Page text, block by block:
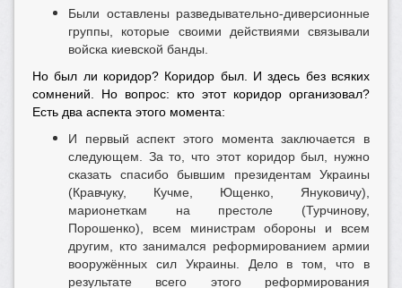
Были оставлены разведывательно-диверсионные
группы, которые своими действиями связывали
войска киевской банды.
Но был ли коридор? Коридор был. И здесь без всяких
сомнений. Но вопрос: кто этот коридор организовал?
Есть два аспекта этого момента:
И первый аспект этого момента заключается в
следующем. За то, что этот коридор был, нужно
сказать спасибо бывшим президентам Украины
(Кравчуку, Кучме, Ющенко, Януковичу),
марионеткам на престоле (Турчинову,
Порошенко), всем министрам обороны и всем
другим, кто занимался реформированием армии
вооружённых сил Украины. Дело в том, что в
результате всего этого реформирования